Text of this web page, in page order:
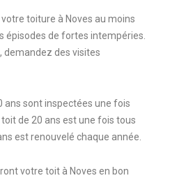
votre toiture à Noves au moins
épisodes de fortes intempéries.
demandez des visites
ans sont inspectées une fois
de 20 ans est une fois tous
est renouvelé chaque année.
votre toit à Noves en bon